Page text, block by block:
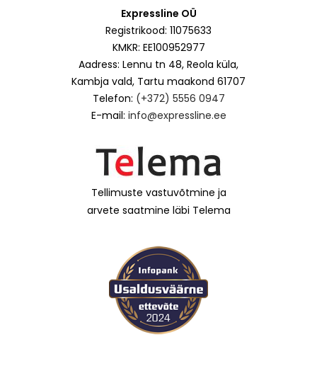
Expressline OÜ
Registrikood: 11075633
KMKR: EE100952977
Aadress: Lennu tn 48, Reola küla,
Kambja vald, Tartu maakond 61707
Telefon: (+372) 5556 0947
E-mail: info@expressline.ee
Tellimuste vastuvõtmine ja
arvete saatmine läbi Telema